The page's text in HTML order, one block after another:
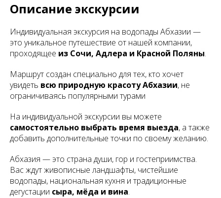
Описание экскурсии
Индивидуальная экскурсия на водопады Абхазии —
это уникальное путешествие от нашей компании,
проходящее из Сочи, Адлера и Красной Поляны.
Маршрут создан специально для тех, кто хочет
увидеть всю природную красоту Абхазии, не
ограничиваясь популярными турами
На индивидуальной экскурсии вы можете
самостоятельно выбрать время выезда, а также
добавить дополнительные точки по своему желанию.
Абхазия — это страна души, гор и гостеприимства.
Вас ждут живописные ландшафты, чистейшие
водопады, национальная кухня и традиционные
дегустации сыра, мёда и вина.